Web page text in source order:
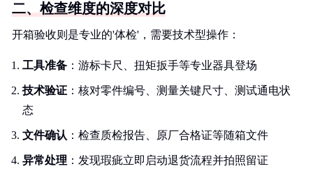
二、检查维度的深度对比
开箱验收则是专业的'体检'，需要技术型操作：
工具准备 ：游标卡尺、扭矩扳手等专业器具登场
技术验证 ：核对零件编号、测量关键尺寸、测试通电状
态
文件确认 ：检查质检报告、原厂合格证等随箱文件
异常处理 ：发现瑕疵立即启动退货流程并拍照留证